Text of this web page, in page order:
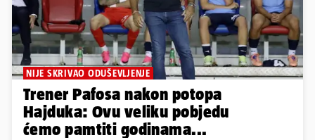
NIJE SKRIVAO ODUŠEVLJENJE
Trener Pafosa nakon potopa
Hajduka: Ovu veliku pobjedu
ćemo pamtiti godinama...